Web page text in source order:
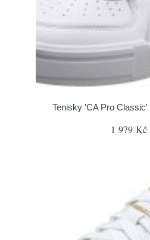
Tenisky 'CA Pro
1 979 Kč